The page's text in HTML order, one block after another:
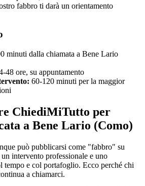
fabbro ti darà un orientamento
minuti dalla chiamata a Bene Lario
48 ore, su appuntamento
60-120 minuti per la maggior
ChiediMiTutto per
a Bene Lario (Como)
può pubblicarsi come "fabbro" su
intervento professionale e uno
tempo e col portafoglio. Ecco perché chi
a chiamarci.